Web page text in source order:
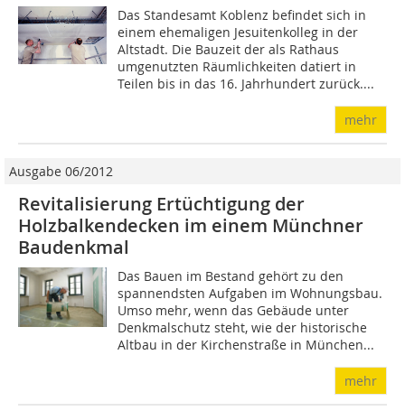
Das Standesamt Koblenz befindet sich in
einem ehemaligen Jesuitenkolleg in der
Altstadt. Die Bauzeit der als Rathaus
umgenutzten Räumlichkeiten datiert in
Teilen bis in das 16. Jahrhundert zurück....
mehr
Ausgabe 06/2012
Revitalisierung Ertüchtigung der
Holzbalkendecken im einem Münchner
Baudenkmal
Das Bauen im Bestand gehört zu den
spannendsten Aufgaben im Wohnungsbau.
Umso mehr, wenn das Gebäude unter
Denkmalschutz steht, wie der historische
Altbau in der Kirchenstraße in München...
mehr